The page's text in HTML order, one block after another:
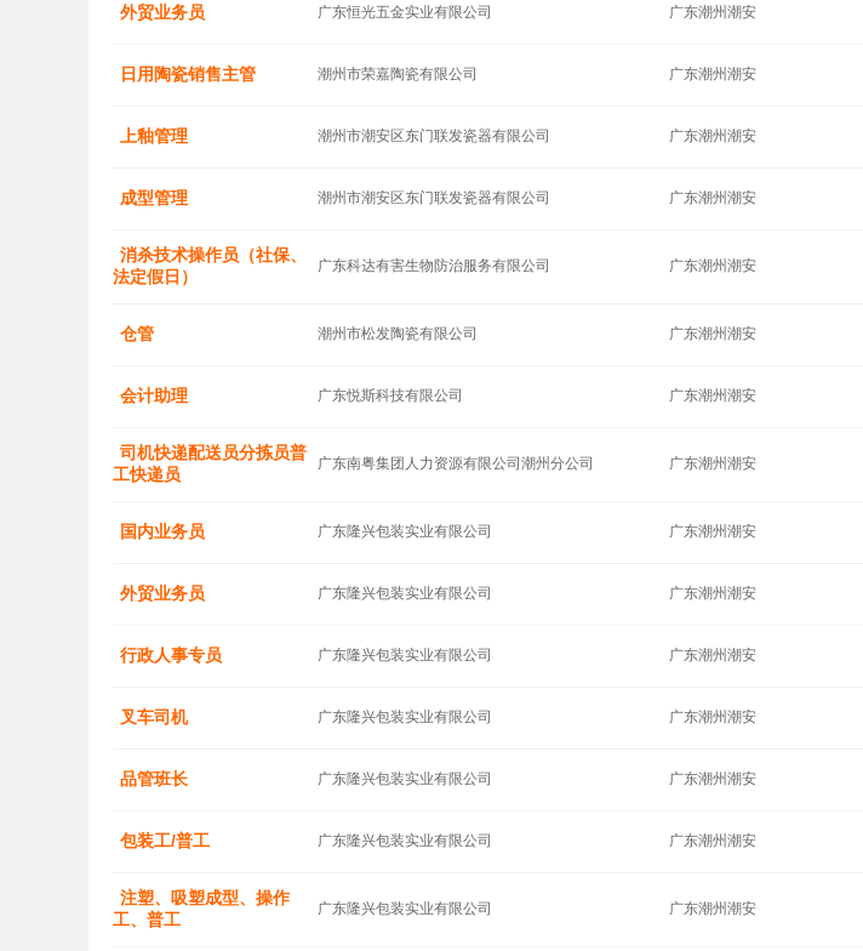
外贸业务员 广东恒光五金实业有限公司 广东潮州潮安
日用陶瓷销售主管 潮州市荣嘉陶瓷有限公司 广东潮州潮安
上釉管理 潮州市潮安区东门联发瓷器有限公司 广东潮州潮安
成型管理 潮州市潮安区东门联发瓷器有限公司 广东潮州潮安
消杀技术操作员（社保、
法定假日）
广东科达有害生物防治服务有限公司 广东潮州潮安
仓管 潮州市松发陶瓷有限公司 广东潮州潮安
会计助理 广东悦斯科技有限公司 广东潮州潮安
司机快递配送员分拣员普
工快递员
广东南粤集团人力资源有限公司潮州分公司 广东潮州潮安
国内业务员 广东隆兴包装实业有限公司 广东潮州潮安
外贸业务员 广东隆兴包装实业有限公司 广东潮州潮安
行政人事专员 广东隆兴包装实业有限公司 广东潮州潮安
叉车司机 广东隆兴包装实业有限公司 广东潮州潮安
品管班长 广东隆兴包装实业有限公司 广东潮州潮安
包装工/普工 广东隆兴包装实业有限公司 广东潮州潮安
注塑、吸塑成型、操作
工、普工
广东隆兴包装实业有限公司 广东潮州潮安